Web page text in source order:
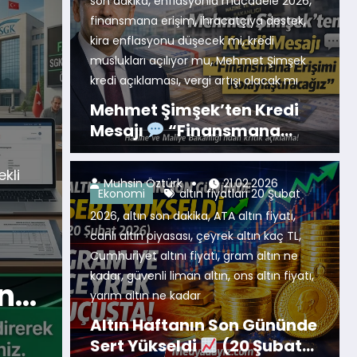
,İlk İş
Ekonomi Emlak Gündem
taksit,emlak müzayedesi,Konut
açık artırma,TOKİ Başvurusu,
konut satışı,uygun fiyatlı konut
TOKİ’den 41
Satışı! Aylık 13
Başlayan
Daha fazlasını oku
finansmana erişim,ihracatçıya destek,
kira enflasyonu düşecek mi,kredi
muslukları açılıyor mu,Mehmet Şimşek
kredi açıklaması,vergi artışı olacak mı
Mehmet Şimşek’ten Kredi
Mesajı
“Finansmana
Erişimi Kolaylaştıracağız”
Ekonomi
altın fiyatları 20 Şubat
2026, altın son dakika,ATA altın fiyatı,
canlı altın piyasası,çeyrek altın kaç TL,
Cumhuriyet altını fiyatı,gram altın ne
kadar,güvenli liman altın,ons altın fiyatı,
yarım altın ne kadar
Altın Haftanın Son Gününde
Sert Yükseldi
(20 Şubat
Muhsin Öztürk 21.02.2026